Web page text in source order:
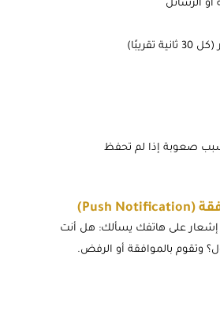
أو الرسائل
تقريبًا)
صعوبة إذا لم تحفظ
على هاتفك يسألك: هل أنت
وتقوم بالموافقة أو الرفض.